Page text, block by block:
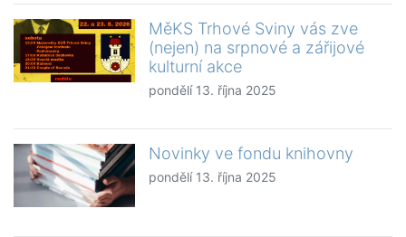
MěKS Trhové Sviny vás zve
(nejen) na srpnové a zářijové
kulturní akce
pondělí 13. října 2025
Novinky ve fondu knihovny
pondělí 13. října 2025